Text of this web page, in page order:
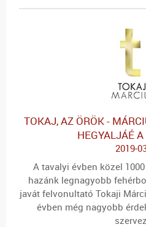
TOKAJ, AZ ÖRÖK -
HEGYALJÁÉ
2019-
A tavalyi évben közel
hazánk legnagyobb
javát felvonultató Tokaji
évben még nagyobb